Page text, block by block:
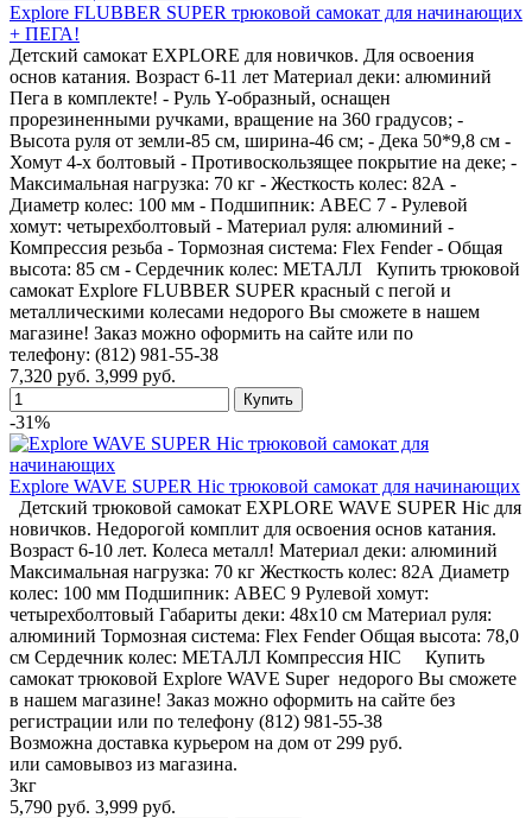
Explore FLUBBER SUPER трюковой самокат для начинающих
+ ПЕГА!
Детский самокат EXPLORE для новичков. Для освоения
основ катания. Возраст 6-11 лет Материал деки: алюминий
Пега в комплекте! - Руль Y-образный, оснащен
прорезиненными ручками, вращение на 360 градусов; -
Высота руля от земли-85 см, ширина-46 см; - Дека 50*9,8 см -
Хомут 4-х болтовый - Противоскользящее покрытие на деке; -
Максимальная нагрузка: 70 кг - Жесткость колес: 82А -
Диаметр колес: 100 мм - Подшипник: ABEC 7 - Рулевой
хомут: четырехболтовый - Материал руля: алюминий -
Компрессия резьба - Тормозная система: Flex Fender - Общая
высота: 85 см - Сердечник колес: МЕТАЛЛ Купить трюковой
самокат Explore FLUBBER SUPER красный с пегой и
металлическими колесами недорого Вы сможете в нашем
магазине! Заказ можно оформить на сайте или по
телефону: (812) 981-55-38
7,320 руб. 3,999 руб.
-31%
Explore WAVE SUPER Hic трюковой самокат для начинающих
Детский трюковой самокат EXPLORE WAVE SUPER Hic для
новичков. Недорогой комплит для освоения основ катания.
Возраст 6-10 лет. Колеса металл! Материал деки: алюминий
Максимальная нагрузка: 70 кг Жесткость колес: 82А Диаметр
колес: 100 мм Подшипник: ABEC 9 Рулевой хомут:
четырехболтовый Габариты деки: 48х10 см Материал руля:
алюминий Тормозная система: Flex Fender Общая высота: 78,0
см Сердечник колес: МЕТАЛЛ Компрессия HIC Купить
самокат трюковой Explore WAVE Super недорого Вы сможете
в нашем магазине! Заказ можно оформить на сайте без
регистрации или по телефону (812) 981-55-38
Возможна доставка курьером на дом от 299 руб.
или самовывоз из магазина.
3кг
5,790 руб. 3,999 руб.